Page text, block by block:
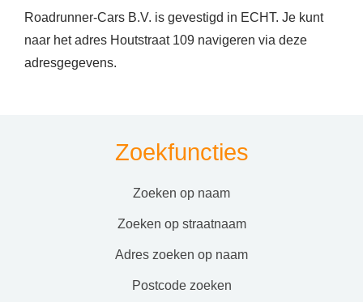
Roadrunner-Cars B.V. is gevestigd in ECHT. Je kunt
naar het adres Houtstraat 109 navigeren via deze
adresgegevens.
Zoekfuncties
zoeken op naam
zoeken op straatnaam
adres zoeken op naam
postcode zoeken